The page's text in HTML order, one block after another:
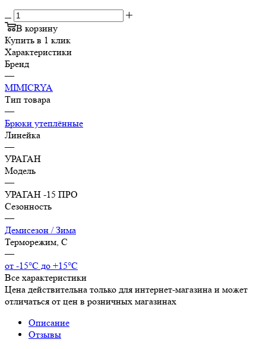
В корзину
Купить в 1 клик
Характеристики
Бренд
—
MIMICRYA
Тип товара
—
Брюки утеплённые
Линейка
—
УРАГАН
Модель
—
УРАГАН -15 ПРО
Сезонность
—
Демисезон / Зима
Терморежим, C
—
от -15°С до +15°С
Все характеристики
Цена действительна только для интернет-магазина и может
отличаться от цен в розничных магазинах
Описание
Отзывы